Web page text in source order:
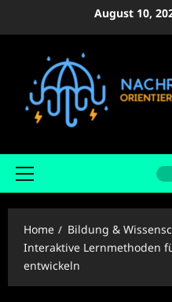
August 10,
Primary
Home
Bildung &
Interaktive Lernmethoden
entwickeln